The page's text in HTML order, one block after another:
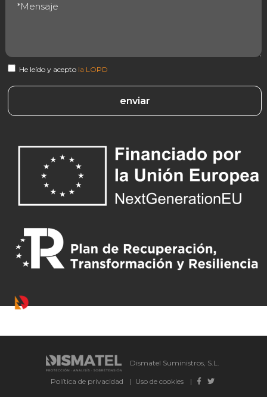
He leído y acepto la LOPD
Dismatel Suministros, S.L.
Política de privacidad | Uso de cookies |